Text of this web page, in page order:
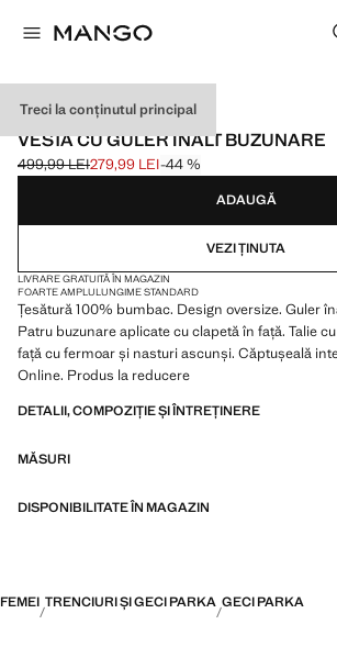
Treci la conținutul principal
EXCLUSIV ONLINE
VESTĂ CU GULER ÎNALT BUZUNARE
Preț inițial tăiat [499,99 LEI ]
499,99 LEI
Preț actual [279,99 LEI ]
279,99 LEI-44 %
Selectează o culoare
ADAUGĂ
VEZI ȚINUTA
LIVRARE GRATUITĂ ÎN MAGAZIN
FOARTE AMPLULUNGIME STANDARD
Țesătură 100% bumbac. Design oversize. Guler
Patru buzunare aplicate cu clapetă în față. Talie
față cu fermoar și nasturi ascunși. Căptușeală
Online. Produs la reducere
DETALII, COMPOZIȚIE ȘI ÎNTREȚINERE
MĂSURI
DISPONIBILITATE ÎN MAGAZIN
FEMEI TRENCIURI ȘI GECI PARKA GECI PARKA